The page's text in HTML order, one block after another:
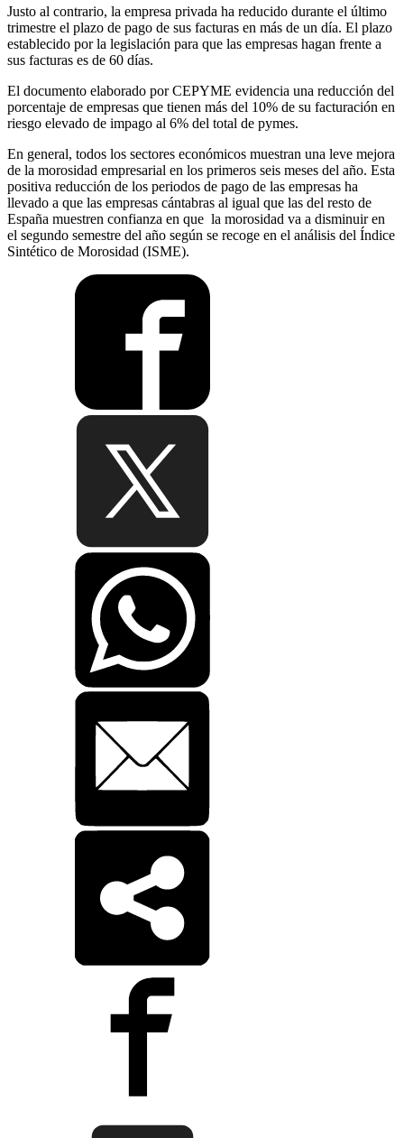
Justo al contrario, la empresa privada ha reducido durante el último
trimestre el plazo de pago de sus facturas en más de un día. El plazo
establecido por la legislación para que las empresas hagan frente a
sus facturas es de 60 días.
El documento elaborado por CEPYME evidencia una reducción del
porcentaje de empresas que tienen más del 10% de su facturación en
riesgo elevado de impago al 6% del total de pymes.
En general, todos los sectores económicos muestran una leve mejora
de la morosidad empresarial en los primeros seis meses del año. Esta
positiva reducción de los periodos de pago de las empresas ha
llevado a que las empresas cántabras al igual que las del resto de
España muestren confianza en que la morosidad va a disminuir en
el segundo semestre del año según se recoge en el análisis del Índice
Sintético de Morosidad (ISME).